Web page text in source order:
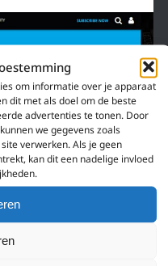
om informatie over je apparaat
dit met als doel om de beste
advertenties te tonen. Door
we gegevens zoals
verwerken. Als je geen
kan dit een nadelige invloed